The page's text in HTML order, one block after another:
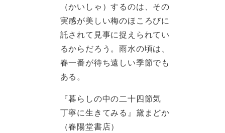
（かいしゃ）するのは、その
実感が美しい梅のほころびに
託されて見事に捉えられてい
るからだろう。雨水の頃は、
春一番が待ち遠しい季節でも
ある。
『暮らしの中の二十四節気
丁寧に生きてみる』黛まどか
（春陽堂書店）